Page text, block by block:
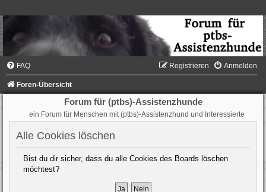
FAQ Anmelden
Registrieren
Foren-Übersicht
Forum für (ptbs)-Assistenzhunde
ein Forum für Menschen mit (ptbs)-Assistenzhund und Interessierte
Alle Cookies löschen
Bist du dir sicher, dass du alle Cookies des Boards löschen
möchtest?